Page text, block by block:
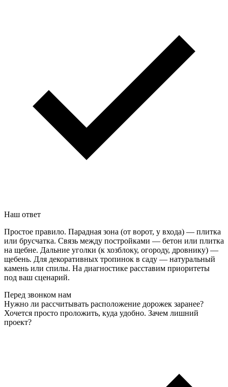
Наш ответ
Простое правило. Парадная зона (от ворот, у входа) — плитка
или брусчатка. Связь между постройками — бетон или плитка
на щебне. Дальние уголки (к хозблоку, огороду, дровнику) —
щебень. Для декоративных тропинок в саду — натуральный
камень или спилы. На диагностике расставим приоритеты
под ваш сценарий.
Перед звонком нам
Нужно ли рассчитывать расположение дорожек заранее?
Хочется просто проложить, куда удобно. Зачем лишний
проект?